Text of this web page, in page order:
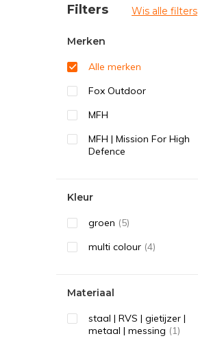
Sorteren op:
Filters Wis alle filters
Merken
Alle merken
Fox Outdoor
MFH
MFH | Mission For High
Defence
Kleur
groen (5)
multi colour (4)
Materiaal
staal | RVS | gietijzer |
metaal | messing (1)